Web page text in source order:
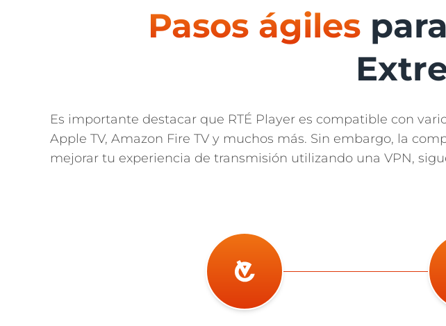
Pasos ágilespara
Es importante destacar que RTÉ Player es compatible con
Apple TV, Amazon Fire TV y muchos más. Sin embargo, la
mejorar tu experiencia de transmisión utilizando una VPN,